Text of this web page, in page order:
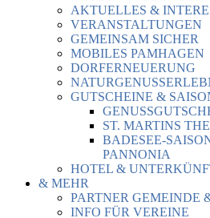
AKTUELLES &
VERANSTALTUNGEN
GEMEINSAM SICHER
MOBILES PAMHAGEN
DORFERNEUERUNG
GUTSCHEINE &
ST. MARTINS
BADESEE-
PANNONIA
HOTEL &
& MEHR
PARTNER GEMEINDE
INFO FÜR VEREINE